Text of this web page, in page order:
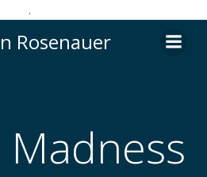
.
til
Rosenauer
Madness